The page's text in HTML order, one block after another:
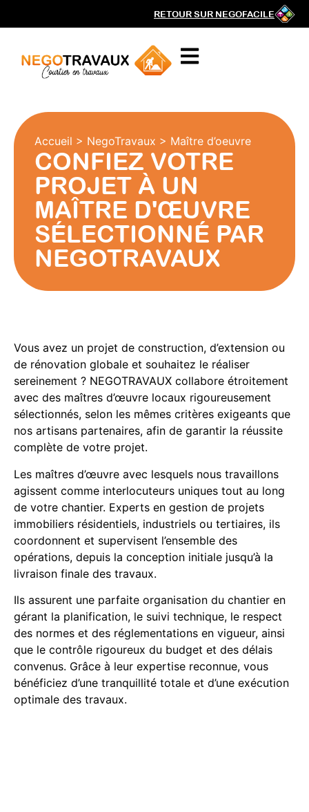
RETOUR SUR NEGOFACILE
Accueil > NegoTravaux > Maître d’oeuvre
CONFIEZ VOTRE
PROJET À UN
MAÎTRE D'ŒUVRE
SÉLECTIONNÉ PAR
NEGOTRAVAUX
Vous avez un projet de construction, d’extension ou
de rénovation globale et souhaitez le réaliser
sereinement ? NEGOTRAVAUX collabore étroitement
avec des maîtres d’œuvre locaux rigoureusement
sélectionnés, selon les mêmes critères exigeants que
nos artisans partenaires, afin de garantir la réussite
complète de votre projet.
Les maîtres d’œuvre avec lesquels nous travaillons
agissent comme interlocuteurs uniques tout au long
de votre chantier. Experts en gestion de projets
immobiliers résidentiels, industriels ou tertiaires, ils
coordonnent et supervisent l’ensemble des
opérations, depuis la conception initiale jusqu’à la
livraison finale des travaux.
Ils assurent une parfaite organisation du chantier en
gérant la planification, le suivi technique, le respect
des normes et des réglementations en vigueur, ainsi
que le contrôle rigoureux du budget et des délais
convenus. Grâce à leur expertise reconnue, vous
bénéficiez d’une tranquillité totale et d’une exécution
optimale des travaux.